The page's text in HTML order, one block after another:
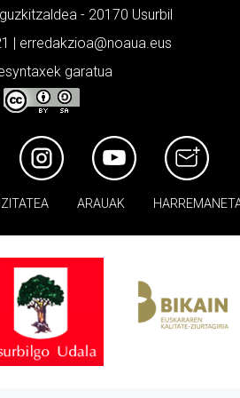
- 20170 Usurbil
| erredakzioa@noaua.eus
garatua
ARAUAK